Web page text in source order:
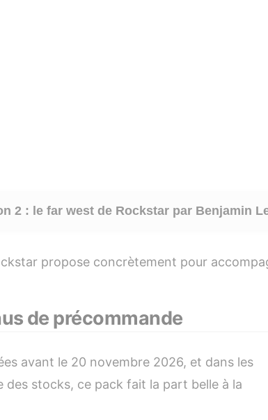
2 : le far west de Rockstar par Benjamin
propose concrètement pour
de précommande
avant le 20 novembre 2026, et dans les
stocks, ce pack fait la part belle à la